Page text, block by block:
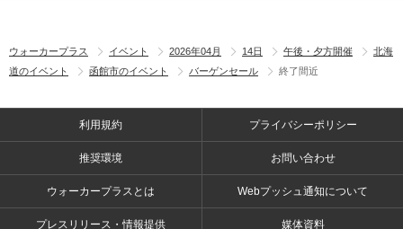
ウォーカープラス イベント 2026年04月 14日 午後・夕方開催
北海
道のイベント
函館市のイベント バーゲンセール 終了間近
利用規約 プライバシーポリシー
推奨環境 お問い合わせ
ウォーカープラスとは Webプッシュ通知について
プレスリリース・情報提供 媒体資料